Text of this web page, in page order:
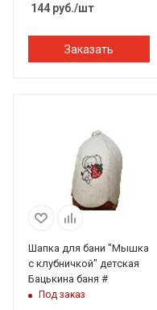
144 руб./шт
Заказать
Шапка для бани "Мышка
с клубничкой" детская
Бацькина баня #
Под заказ